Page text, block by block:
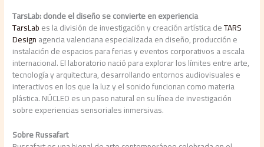
TarsLab: donde el diseño se convierte en experiencia
TarsLabes la división de investigación y creación artística deTARS
Designagencia valenciana especializada en diseño, producción e
instalación de espacios para ferias y eventos corporativos a escala
internacional. El laboratorio nació para explorar los límites entre arte,
tecnología y arquitectura, desarrollando entornos audiovisuales e
interactivos en los que la luz y el sonido funcionan como materia
plástica. NÚCLEO es un paso natural en su línea de investigación
sobre experiencias sensoriales inmersivas.
Sobre Russafart